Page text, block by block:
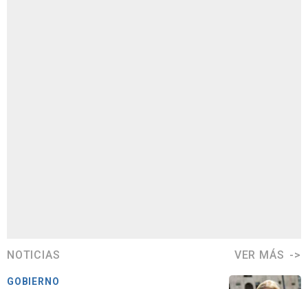
NOTICIAS VER MÁS
GOBIERNO